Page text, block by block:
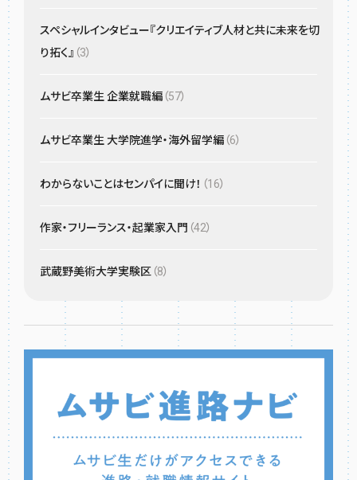
スペシャルインタビュー『クリエイティブ人材と共に未来を切
り拓く』 （3）
ムサビ卒業生 企業就職編 （57）
ムサビ卒業生 大学院進学・海外留学編 （6）
わからないことはセンパイに聞け！ （16）
作家・フリーランス・起業家入門 （42）
武蔵野美術大学実験区 （8）